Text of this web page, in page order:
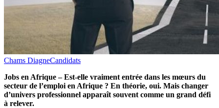
Chams DiagneCandidats
Jobs en Afrique – Est-elle vraiment entrée dans les mœurs du
secteur de l’emploi en Afrique ? En théorie, oui. Mais changer
d’univers professionnel apparaît souvent comme un grand défi
à relever.